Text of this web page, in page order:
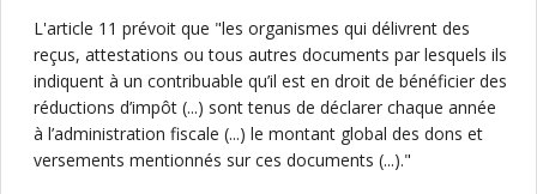
L'article 11 prévoit que "les organismes qui délivrent des
reçus, attestations ou tous autres documents par lesquels ils
indiquent à un contribuable qu’il est en droit de bénéficier des
réductions d’impôt (...) sont tenus de déclarer chaque année
à l’administration fiscale (...) le montant global des dons et
versements mentionnés sur ces documents (...)."